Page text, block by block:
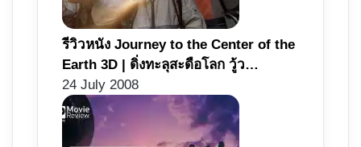
รีวิวหนัง Journey to the Center of the
Earth 3D | ดิ่งทะลุสะดือโลก วู้ว…
24 July 2008